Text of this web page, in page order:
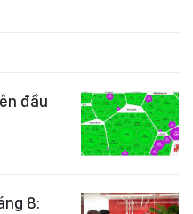
đầu
8: